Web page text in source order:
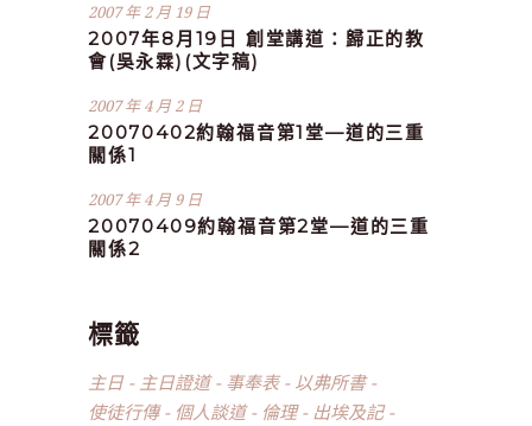
2007 年 2 月 19 日
2007年8月19日 創堂講道：歸正的教
會(吳永霖)(文字稿)
2007 年 4 月 2 日
20070402約翰福音第1堂—道的三重
關係1
2007 年 4 月 9 日
20070409約翰福音第2堂—道的三重
關係2
標籤
主日 主日證道 事奉表
以弗所書
使徒行傳
個人談道 倫理
出埃及記